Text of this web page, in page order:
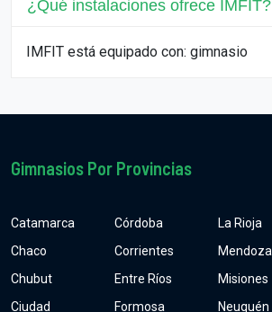
¿Qué instalaciones ofrece IMFIT?
IMFIT está equipado con: gimnasio
Gimnasios Por Provincias
Catamarca
Chaco
Chubut
Ciudad
Córdoba
Corrientes
Entre Ríos
Formosa
La Rioja
Mendoza
Misiones
Neuquén